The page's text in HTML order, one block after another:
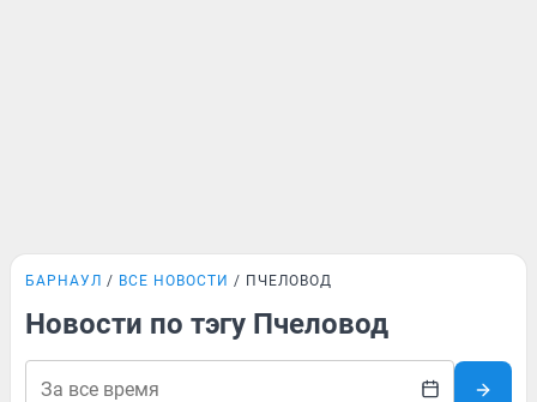
БАРНАУЛ ВСЕ НОВОСТИ ПЧЕЛОВОД
Новости по тэгу Пчеловод